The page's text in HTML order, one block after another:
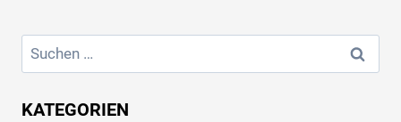
Suchen
nach:
KATEGORIEN